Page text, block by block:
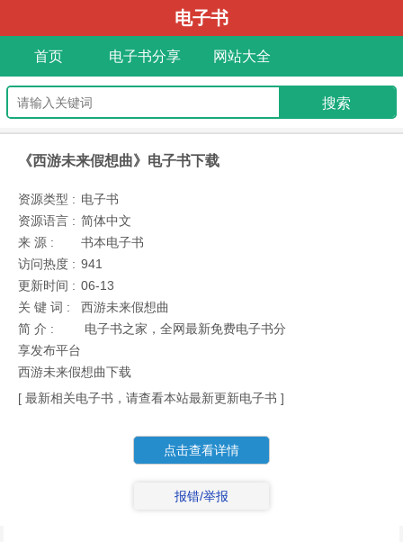
电子书
首页 电子书分享 网站大全
《西游未来假想曲》电子书下载
资源类型 : 电子书
资源语言 : 简体中文
来 源 :
书本电子书
访问热度 : 941
更新时间 : 06-13
关 键 词 :
西游未来假想曲
简 介 :
电子书之家，全网最新免费电子书分
享发布平台
西游未来假想曲下载
[ 最新相关电子书，请查看本站最新更新电子书 ]
点击查看详情
报错/举报